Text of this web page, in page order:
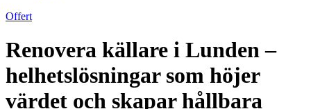
Offert
Renovera källare i Lunden –
helhetslösningar som höjer
värdet och skapar hållbara